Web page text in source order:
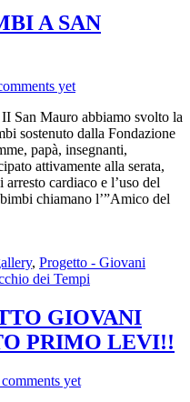
A SAN
yet
San Mauro abbiamo svolto la
sostenuto dalla Fondazione
papà, insegnanti,
attivamente alla serata,
cardiaco e l’uso del
chiamano l’”Amico del
, Progetto - Giovani
dei Tempi
GIOVANI
PRIMO LEVI!!
yet